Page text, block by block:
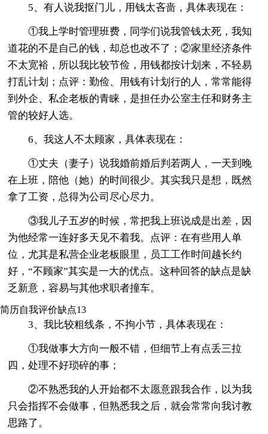
5、有人说我抠门儿，用钱太吝啬，具体表现在：
①我上学时管理班费，同学们说我管钱太死，我知
道花的不是自己的钱，却总也改不了；②家里经济条件
不太宽裕，所以我比较节俭，用钱都按计划来，不轻易
打乱计划；点评：勤俭、用钱有计划行的人，常常能得
到外企、私企老板的青睐，是担任办公室主任和财务主
管的较好人选。
6、我这人不太顾家，具体表现在：
①丈夫（妻子）说我婚前婚后判若两人，一天到晚
在上班，陪他（她）的时间很少。其实我只是想，既然
拿了工资，总得为公司尽心尽力。
③我儿子五岁的时候，常把我上班说成是出差，因
为他经常一连好多天见不着我。点评：在有些用人单
位，尤其是私营企业老板眼里，员工工作时间越长约
好，“不顾家”其实是一大的优点。这种回答的缺点是缺
乏新意，容易与其他求职者撞车。
简历自我评价缺点13
3、我比较粗线条，不拘小节，具体表现在：
①我做事大方向一般不错，但细节上有点丢三拉
四，处理不好琐碎的事；
②不熟悉我的人开始都不太愿意跟我合作，以为我
只会指挥不会做事，但熟悉我之后，就会常常向我讨教
思路了。